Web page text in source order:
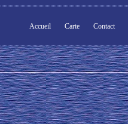
Accueil Carte Contact